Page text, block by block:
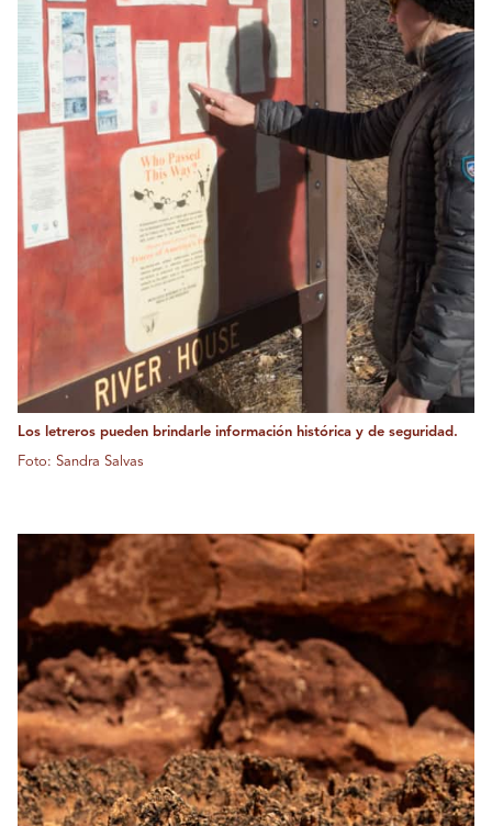
Los letreros pueden brindarle información histórica y de seguridad.
Foto: Sandra Salvas